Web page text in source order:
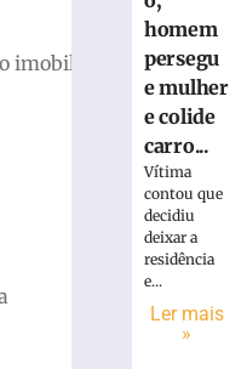
imobiliário,
Retiradas
poupança
superam
depósitos
homem
persegu
e mulher
e colide
carro...
Vítima
contou que
decidiu
deixar a
residência
e...
Ler mais
»